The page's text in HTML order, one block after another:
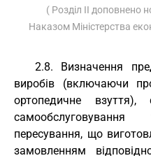
( Розділ II доповнено
Наказом Міністерства
2.8. Визначення
виробів (включаючи
ортопедичне взуття),
пересування, що
замовленням